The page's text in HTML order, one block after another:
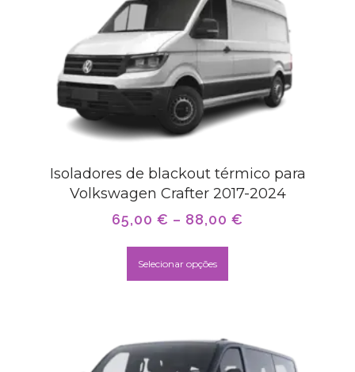
Isoladores de blackout térmico para
Volkswagen Crafter 2017-2024
65,00 € – 88,00 €
Selecionar opções